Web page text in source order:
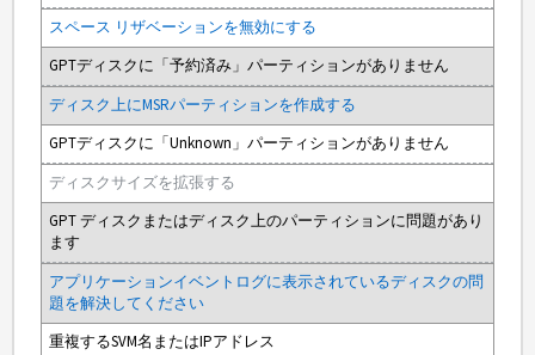
スペース リザベーションを無効にする
GPTディスクに「予約済み」パーティションがありません
ディスク上にMSRパーティションを作成する
GPTディスクに「Unknown」パーティションがありません
ディスクサイズを拡張する
GPT ディスクまたはディスク上のパーティションに問題があり
ます
アプリケーションイベントログに表示されているディスクの問
題を解決してください
重複するSVM名またはIPアドレス